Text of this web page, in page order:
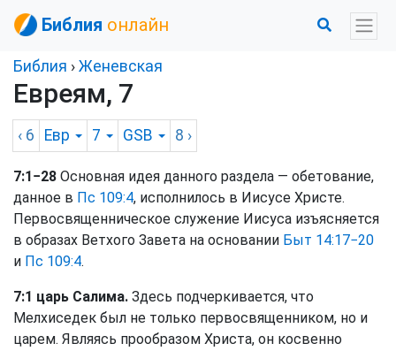
Библия онлайн
Библия › Женевская
Евреям, 7
‹ 6 Евр 7 GSB 8 ›
7:1−28 Основная идея данного раздела — обетование,
данное в Пс 109:4, исполнилось в Иисусе Христе.
Первосвященническое служение Иисуса изъясняется
в образах Ветхого Завета на основании Быт 14:17−20
и Пс 109:4.
7:1 царь Салима. Здесь подчеркивается, что
Мелхиседек был не только первосвященником, но и
царем. Являясь прообразом Христа, он косвенно